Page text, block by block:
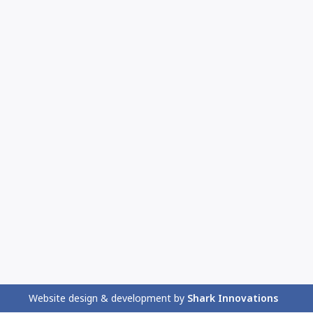
Website design & development by Shark Innovations